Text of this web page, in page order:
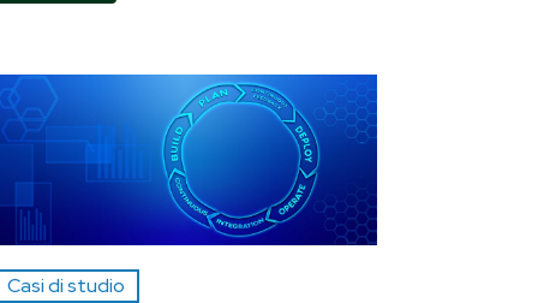
Casi di studio